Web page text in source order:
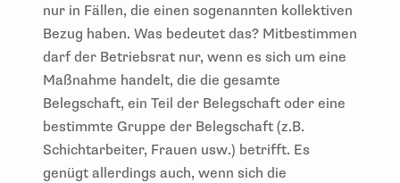
nur in Fällen, die einen sogenannten kollektiven
Bezug haben. Was bedeutet das? Mitbestimmen
darf der Betriebsrat nur, wenn es sich um eine
Maßnahme handelt, die die gesamte
Belegschaft, ein Teil der Belegschaft oder eine
bestimmte Gruppe der Belegschaft (z.B.
Schichtarbeiter, Frauen usw.) betrifft. Es
genügt allerdings auch, wenn sich die